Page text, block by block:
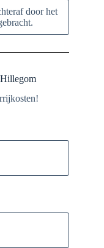
door het